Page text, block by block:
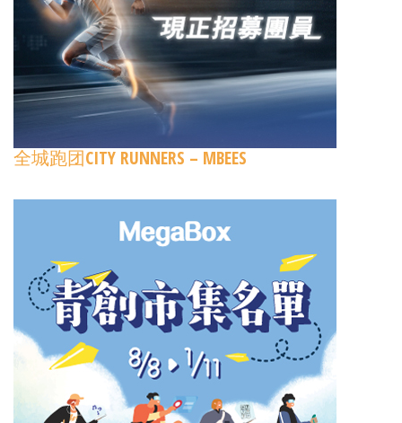
全城跑团CITY RUNNERS – MBEES